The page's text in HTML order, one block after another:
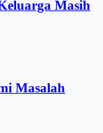
Masih
Masalah